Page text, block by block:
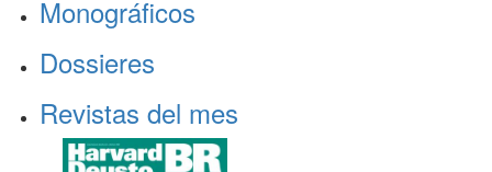
Monográficos
Dossieres
Revistas del mes